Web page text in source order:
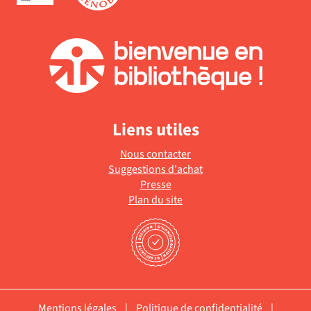
Liens utiles
Nous contacter
Suggestions d'achat
Presse
Plan du site